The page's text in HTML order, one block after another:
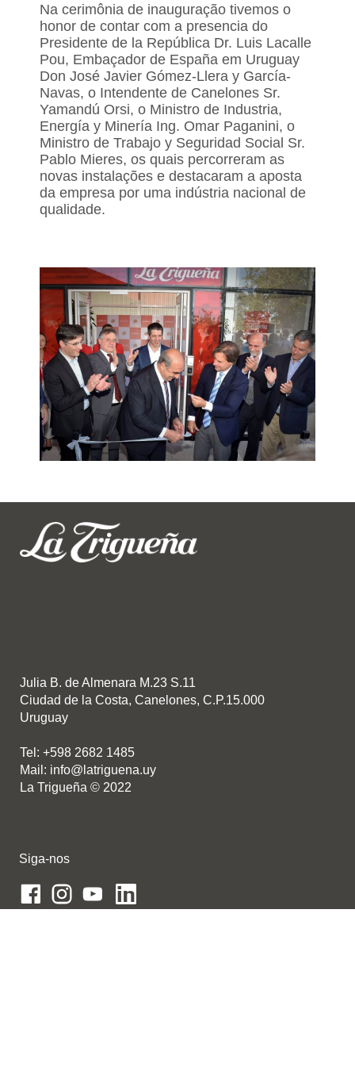
Na cerimônia de inauguração tivemos o
honor de contar com a presencia do
Presidente de la República Dr. Luis Lacalle
Pou, Embaçador de España em Uruguay
Don José Javier Gómez-Llera y García-
Navas, o Intendente de Canelones Sr.
Yamandú Orsi, o Ministro de Industria,
Energía y Minería Ing. Omar Paganini, o
Ministro de Trabajo y Seguridad Social Sr.
Pablo Mieres, os quais percorreram as
novas instalações e destacaram a aposta
da empresa por uma indústria nacional de
qualidade.
Julia B. de Almenara M.23 S.11
Ciudad de la Costa, Canelones, C.P.15.000
Uruguay
Tel: +598 2682 1485
Mail: info@latriguena.uy
La Trigueña © 2022
Siga-nos